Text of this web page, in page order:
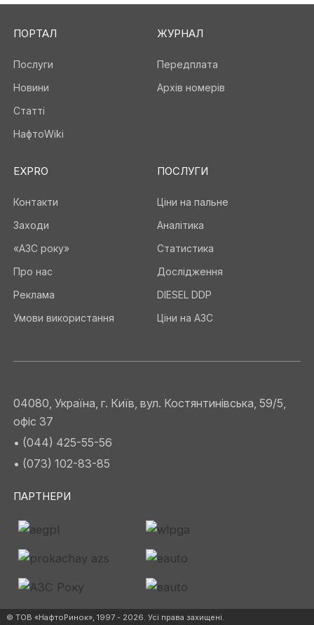
ПОРТАЛ
Послуги
Новини
Статті
НафтоWiki
ЖУРНАЛ
Передплата
Архів номерів
EXPRO
Контакти
Заходи
«АЗС року»
Про нас
Реклама
Умови використання
ПОСЛУГИ
Ціни на пальне
Аналітика
Статистика
Дослідження
DIESEL DDP
Ціни на АЗС
04080, Україна, г. Київ, вул. Костянтинівська, 59/5,
офіс 37
• (044) 425-55-56
• (073) 102-83-85
ПАРТНЕРИ
© ТОВ «НафтоРинок», 1997 - 2026. Усі права захищені.